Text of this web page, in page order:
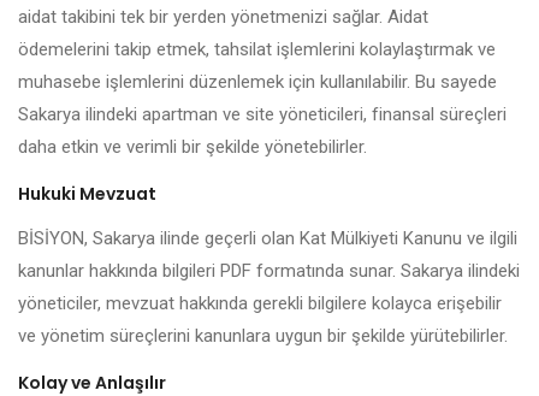
aidat takibini tek bir yerden yönetmenizi sağlar. Aidat
ödemelerini takip etmek, tahsilat işlemlerini kolaylaştırmak ve
muhasebe işlemlerini düzenlemek için kullanılabilir. Bu sayede
Sakarya ilindeki apartman ve site yöneticileri, finansal süreçleri
daha etkin ve verimli bir şekilde yönetebilirler.
Hukuki Mevzuat
BİSİYON, Sakarya ilinde geçerli olan Kat Mülkiyeti Kanunu ve ilgili
kanunlar hakkında bilgileri PDF formatında sunar. Sakarya ilindeki
yöneticiler, mevzuat hakkında gerekli bilgilere kolayca erişebilir
ve yönetim süreçlerini kanunlara uygun bir şekilde yürütebilirler.
Kolay ve Anlaşılır